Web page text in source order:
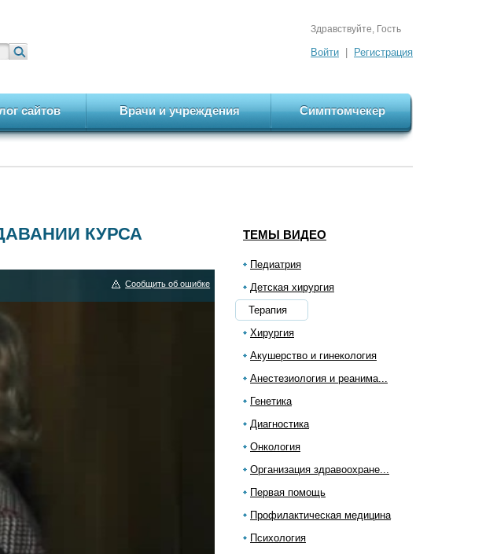
Здравствуйте, Гость
Войти Регистрация
сайтов Врачи и учреждения Симптомчекер
ТЕМЫ ВИДЕО
Педиатрия
Детская хирургия
Терапия
Хирургия
Акушерство и гинекология
Анестезиология и реанима...
Генетика
Диагностика
Онкология
Организация здравоохране...
Первая помощь
Профилактическая медицина
Психология
КУРСА
Сообщить об ошибке